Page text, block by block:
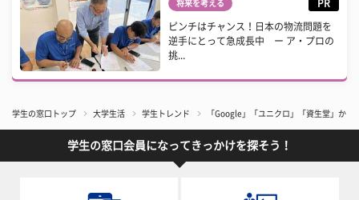
将来を考える PR
ピンチはチャンス！日本の物流問題を
逆手にとって急成長中 ー ア・プロの
挑...
学生の窓口トップ 大学生活 学生トレンド 「Google」「ユニクロ」「資生堂」か
学生の窓口会員になってきっかけを探そう！